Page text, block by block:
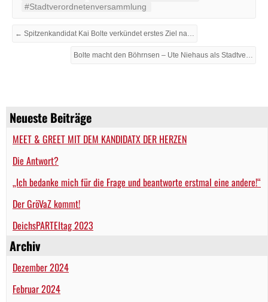
Neueste Beiträge
MEET & GREET MIT DEM KANDIDATX DER HERZEN
Die Antwort?
„Ich bedanke mich für die Frage und beantworte erstmal eine andere!“
Der GröVaZ kommt!
DeichsPARTEItag 2023
Archiv
Dezember 2024
Februar 2024
#Stadtverordnetenversammlung